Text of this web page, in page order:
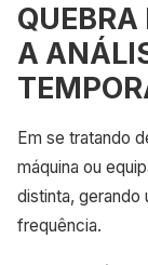
A
Em se tratando
máquina ou
distinta, gerando
frequência.